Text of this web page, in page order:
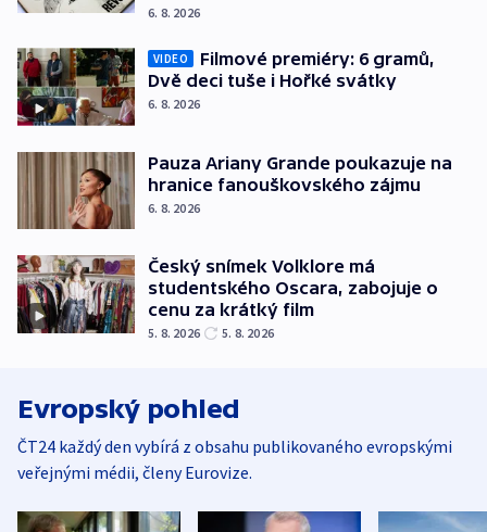
6. 8. 2026
VIDEO
Filmové premiéry: 6 gramů,
Dvě deci tuše i Hořké svátky
6. 8. 2026
Pauza Ariany Grande poukazuje na
hranice fanouškovského zájmu
6. 8. 2026
Český snímek Volklore má
studentského Oscara, zabojuje o
cenu za krátký film
5. 8. 2026 5. 8. 2026
Evropský pohled
ČT24 každý den vybírá z obsahu publikovaného evropskými
veřejnými médii, členy Eurovize.